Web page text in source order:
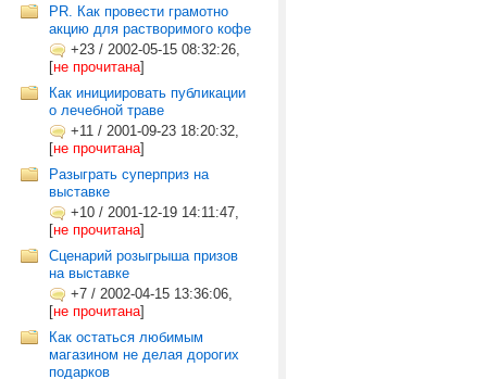
PR. Как провести грамотно
акцию для растворимого кофе
+23 / 2002-05-15 08:32:26,
[не прочитана]
Как инициировать публикации
о лечебной траве
+11 / 2001-09-23 18:20:32,
[не прочитана]
Разыграть суперприз на
выставке
+10 / 2001-12-19 14:11:47,
[не прочитана]
Сценарий розыгрыша призов
на выставке
+7 / 2002-04-15 13:36:06,
[не прочитана]
Как остаться любимым
магазином не делая дорогих
подарков